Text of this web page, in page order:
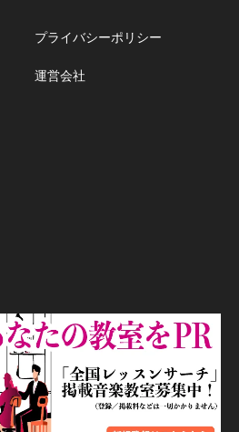
プライバシーポリシー
運営会社